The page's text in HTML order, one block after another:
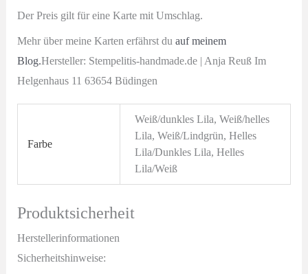
Der Preis gilt für eine Karte mit Umschlag.
Mehr über meine Karten erfährst du auf meinem
Blog.Hersteller: Stempelitis-handmade.de | Anja Reuß Im
Helgenhaus 11 63654 Büdingen
Farbe
Weiß/dunkles Lila, Weiß/helles
Lila, Weiß/Lindgrün, Helles
Lila/Dunkles Lila, Helles
Lila/Weiß
Produktsicherheit
Herstellerinformationen
Sicherheitshinweise: